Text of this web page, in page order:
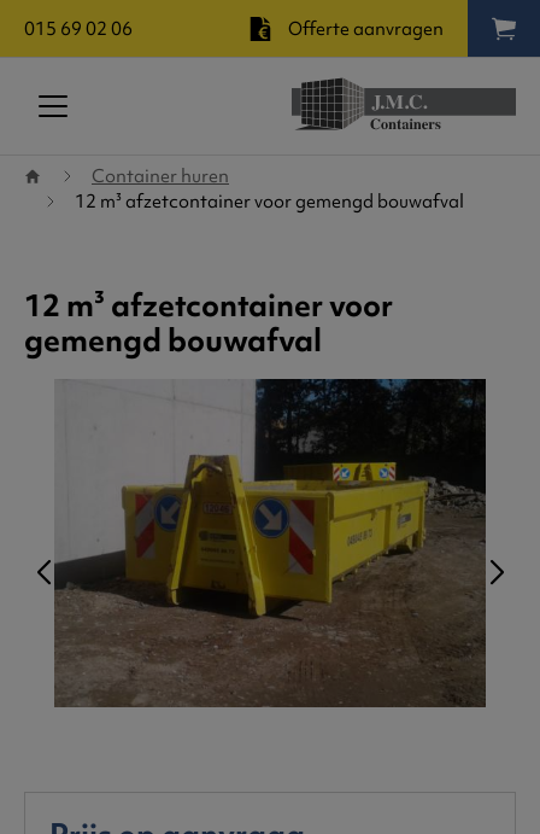
015 69 02 06 Offerte aanvragen
Terug naar startpagina
Container huren
12 m³ afzetcontainer voor gemengd bouwafval
12 m³ afzetcontainer voor
gemengd bouwafval